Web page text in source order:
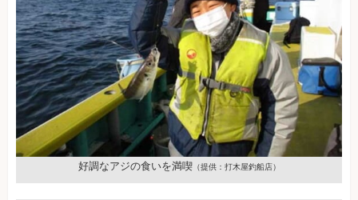
好調なアジの食いを満喫（提供：打木屋釣船店）